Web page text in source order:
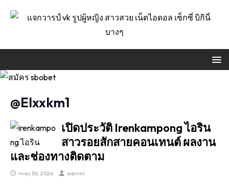
@elxxkm1
เปิดประวัติ Irenkampong ไอริน
สาวรอยสักสายคอนเทนต์ ผลงาน
และช่องทางติดตาม
may 30, 2026 admin